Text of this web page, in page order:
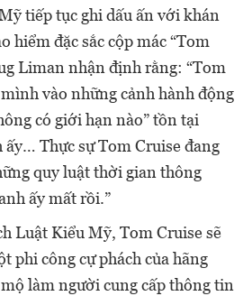
tiếp tục ghi dấu ấn với khán
hiểm đặc sắc cộp mác “Tom
Liman nhận định rằng: “Tom
vào những cảnh hành động
có giới hạn nào” tồn tại
Thực sự Tom Cruise đang
quy luật thời gian thông
ấy mất rồi.”
Luật Kiểu Mỹ, Tom Cruise sẽ
phi công cự phách của hãng
làm người cung cấp thông tin